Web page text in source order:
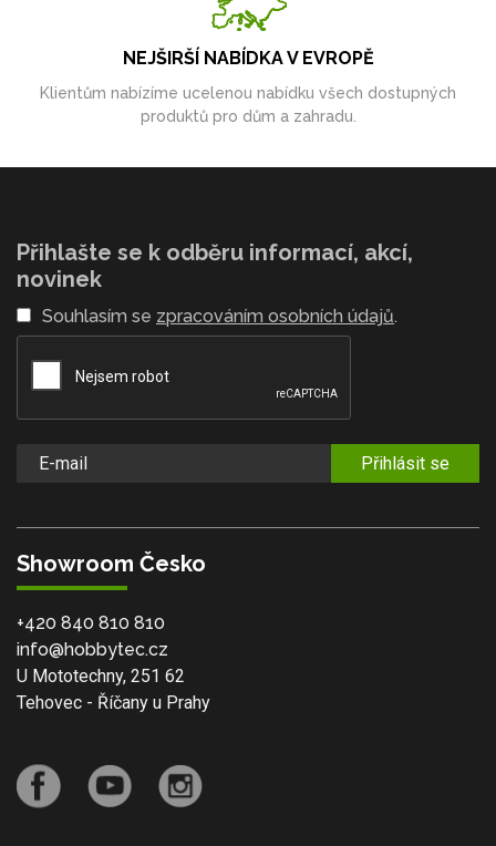
NEJŠIRŠÍ NABÍDKA V EVROPĚ
Klientům nabízíme ucelenou nabídku všech dostupných
produktů pro dům a zahradu.
Přihlašte se k odběru informací, akcí,
novinek
Souhlasím se zpracováním osobních údajů.
Přihlásit se
Showroom Česko
+420 840 810 810
info@hobbytec.cz
U Mototechny, 251 62
Tehovec - Říčany u Prahy